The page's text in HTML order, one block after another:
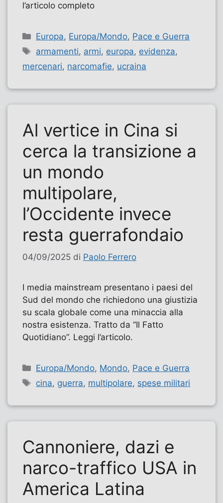
l’articolo completo
Categorie
Europa, Europa/Mondo, Pace e Guerra
Tag
armamenti, armi, europa, evidenza,
mercenari, narcomafie, ucraina
Al vertice in Cina si
cerca la transizione a
un mondo
multipolare,
l’Occidente invece
resta guerrafondaio
04/09/2025 di Paolo Ferrero
I media mainstream presentano i paesi del
Sud del mondo che richiedono una giustizia
su scala globale come una minaccia alla
nostra esistenza. Tratto da “Il Fatto
Quotidiano”. Leggi l’articolo.
Categorie
Europa/Mondo, Mondo, Pace e Guerra
Tag
cina, guerra, multipolare, spese militari
Cannoniere, dazi e
narco-traffico USA in
America Latina